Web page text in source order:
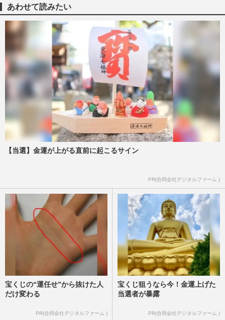
飲酒と喫煙が発覚も涙の再出発と高校時代
からの恩師とロス五輪へ
週刊女性2025年1月21日・28日号 2025/1/13
瀬戸大也の“やらかし”にネット呆れ声！
馬淵優佳との離婚協議報道
週刊女性PRIME
パリ五輪女子ボクシング金メダリスト
の“性別”が流出「体内に睾丸が埋もれてい
る」の衝撃に“やっぱり”の…
週刊女性PRIME 2024/11/10
【令和の米騒動】に、立浪和義氏の登壇を
期待する中日ドラゴンズファ…
週刊女性PRIME 2024/11/6
あわせて読みたい
【当選】金運が上がる直前に起こるサイン
PR(合同会社デジタルファーム )
宝くじの“運任せ”から抜けた人
だけ変わる
PR(合同会社デジタルファーム )
宝くじ狙うなら今！金運上げた
当選者が暴露
PR(合同会社デジタルファーム )